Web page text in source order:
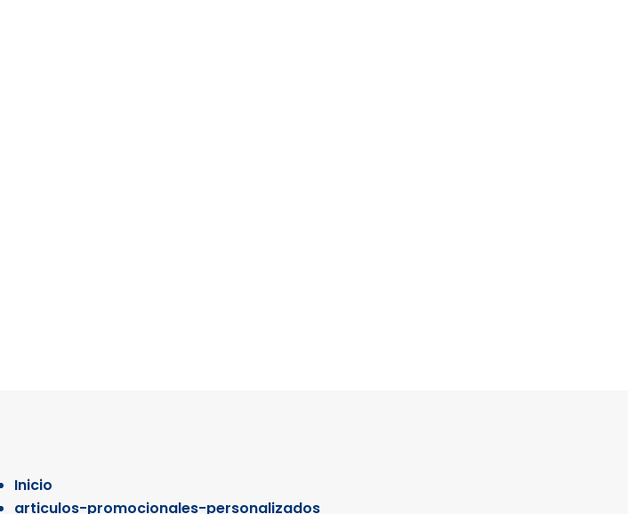
Inicio
articulos-promocionales-personalizados